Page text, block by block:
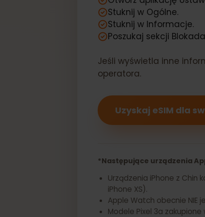
Upewnijmy się, że
Otwórz aplikację
Stuknij w Informacje.
Poszukaj sekcji
Jeśli wyświetla inne
operatora.
*Następujące urządzenia